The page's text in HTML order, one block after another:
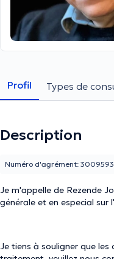
Profil Types de
Description
Je m'appelle de Rezende
générale et en especial
Je tiens à souligner que
Numéro d'agrément: